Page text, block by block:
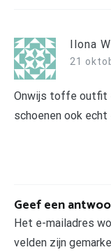
Ilona
21
Onwijs toffe outfit
schoenen ook echt
Geef een
Het e-mailadres
velden zijn